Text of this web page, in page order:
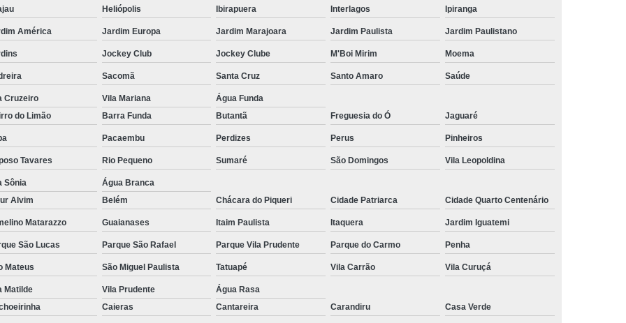
Pirulito de Chocolate Batizado
Pirulito de Chocolate Belga
Pirulito de Chocolate Chá de Bebê
Pirulito de Chocolate Decorado
Pirulito de Chocolate Lembrança Maternidade
Pirulito de Chocolate Lembrancinha
Pirulito de Chocolate Lembrancinha de Maternidade
Pirulito de Chocolate Mickey
Pirulito de Chocolate no Palito
Pirulito de Chocolate para Aniversário
Pirulito de Chocolate Personalizado
Heliópolis Ibirapuera Interlagos Ipiranga
América Jardim Europa Jardim Marajoara Jardim Paulista Jardim Paulistano
Jockey Club Jockey Clube M'Boi Mirim Moema
Sacomã Santa Cruz Santo Amaro Saúde
Cruzeiro Vila Mariana
Água Funda
do Limão Barra Funda Butantã Freguesia do Ó Jaguaré
Pacaembu Perdizes Perus Pinheiros
Tavares Rio Pequeno Sumaré São Domingos Vila Leopoldina
Sônia
Água Branca
Alvim Belém Chácara do Piqueri Cidade Patriarca Cidade Quarto Centenário
Matarazzo Guaianases Itaim Paulista Itaquera Jardim Iguatemi
São Lucas Parque São Rafael Parque Vila Prudente Parque do Carmo Penha
Mateus São Miguel Paulista Tatuapé Vila Carrão Vila Curuçá
Matilde Vila Prudente
Água Rasa
Caieras Cantareira Carandiru Casa Verde